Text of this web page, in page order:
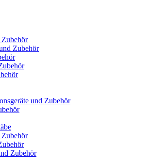
Zubehör
und Zubehör
Zubehör